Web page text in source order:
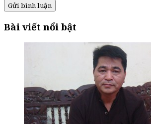
Gửi bình luận
Bài viết nổi bật